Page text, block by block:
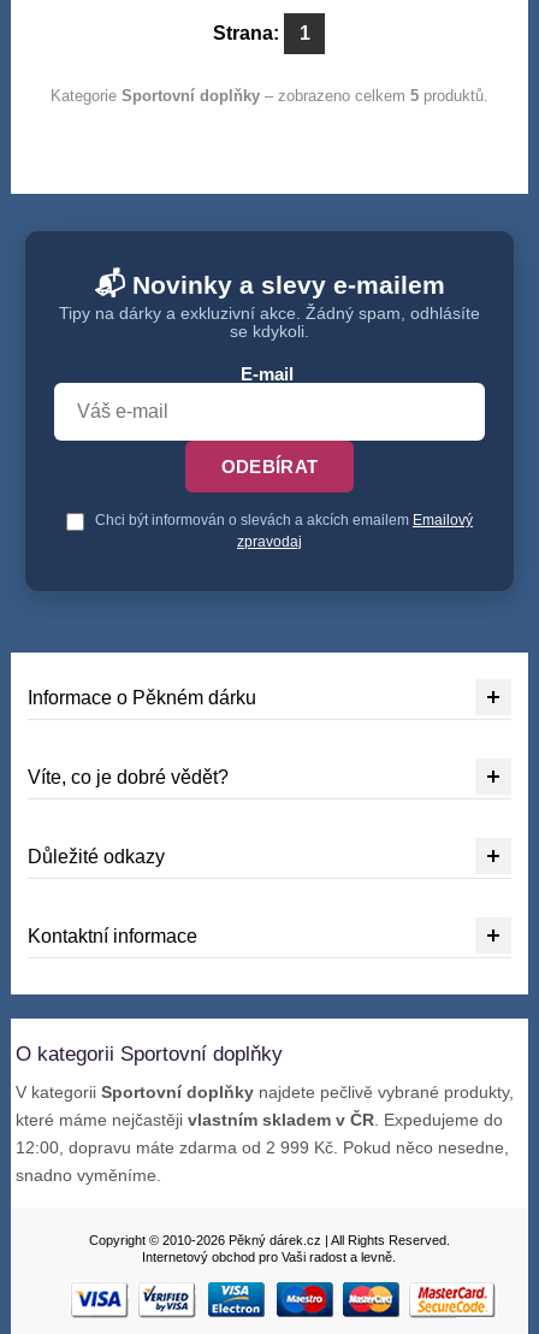
Strana: 1
Kategorie Sportovní doplňky– zobrazeno celkem 5produktů.
📬 Novinky a slevy e-mailem
Tipy na dárky a exkluzivní akce. Žádný spam, odhlásíte
se kdykoli.
E-mail
ODEBÍRAT
Chci být informován o slevách a akcích emailem Emailový
zpravodaj
Informace o Pěkném dárku
Víte, co je dobré vědět?
Důležité odkazy
Kontaktní informace
O kategorii Sportovní doplňky
V kategoriiSportovní doplňky najdete pečlivě vybrané produkty,
které máme nejčastějivlastním skladem v ČR . Expedujeme do
12:00, dopravu máte zdarma od 2 999 Kč. Pokud něco nesedne,
snadno vyměníme.
Copyright © 2010-2026 Pěkný dárek.cz | All Rights Reserved.
Internetový obchod pro Vaši radost a levně.